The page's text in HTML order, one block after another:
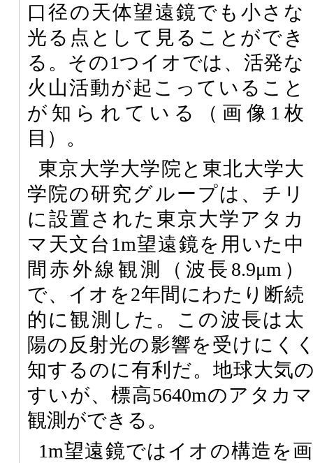
口径の天体望遠鏡でも小さな
光る点として見ることができ
る。その1つイオでは、活発な
火山活動が起こっていること
が知られている（画像1枚
目）。
東京大学大学院と東北大学大
学院の研究グループは、チリ
に設置された東京大学アタカ
マ天文台1m望遠鏡を用いた中
間赤外線観測（波長8.9μm）
で、イオを2年間にわたり断続
的に観測した。この波長は太
陽の反射光の影響を受けにく
知するのに有利だ。地球大気
すいが、標高5640mのアタカ
観測ができる。
1m望遠鏡ではイオの構造を